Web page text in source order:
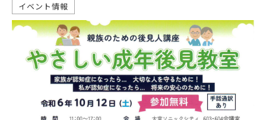
イベント情報